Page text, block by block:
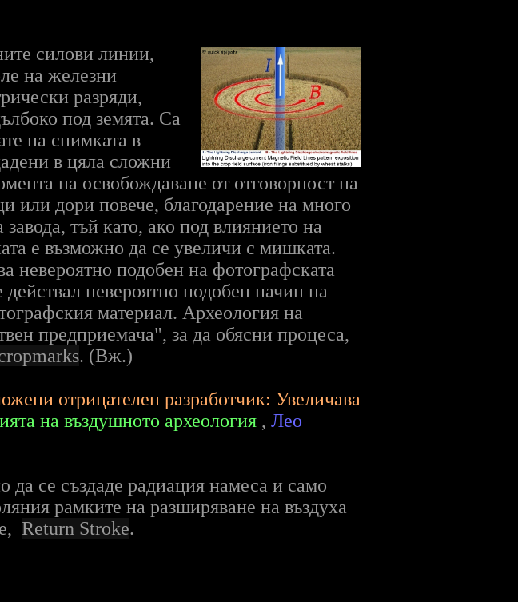
силови линии,
на железни
разряди,
под земята. Са
на снимката в
в цяла сложни
на освобождаване от отговорност на
или дори повече, благодарение на много
тъй като, ако под влиянието на
е възможно да се увеличи с мишката.
подобен на фотографската
невероятно подобен начин на
материал. Археология на
предприемача", за да обясни процеса,
. (Вж.)
отрицателен разработчик: Увеличава
на въздушното археология , Лео
да се създаде радиация намеса и само
рамките на разширяване на въздуха
Return Stroke.